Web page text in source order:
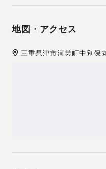
地図・アクセス
三重県津市河芸町中別保